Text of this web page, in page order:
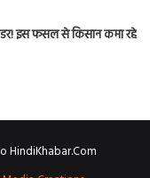
इस फसल से किसान कमा रहे
HindiKhabar.Com